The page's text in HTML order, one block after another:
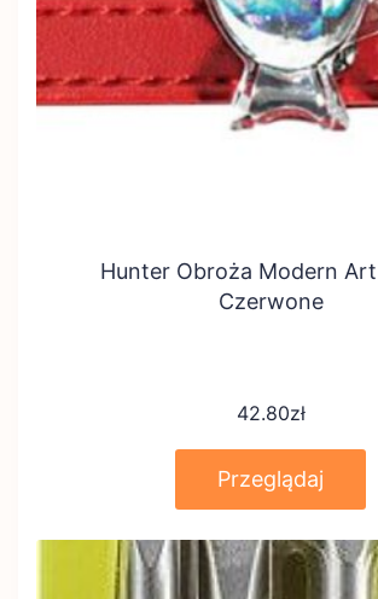
Hunter Obroża Modern
Czerwone
42.80zł
Przeglądaj